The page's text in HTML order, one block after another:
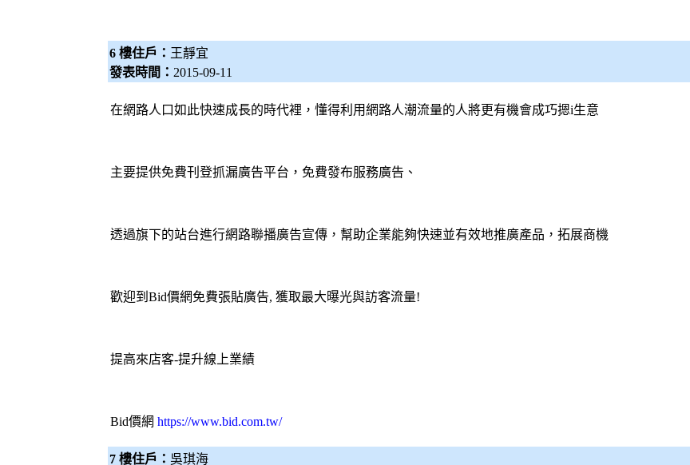
6 樓住戶： 王靜宜
發表時間： 2015-09-11
在網路人口如此快速成長的時代裡，懂得利用網路人潮流量的人將更有機會成巧摁i生意
主要提供免費刊登抓漏廣告平台，免費發布服務廣告、
透過旗下的站台進行網路聯播廣告宣傳，幫助企業能夠快速並有效地推廣產品，拓展商機
歡迎到 Bid價網免費張貼廣告, 獲取最大曝光與訪客流量!
提高來店客-提升線上業績
Bid價網 https://www.bid.com.tw/
7 樓住戶： 吳琪海